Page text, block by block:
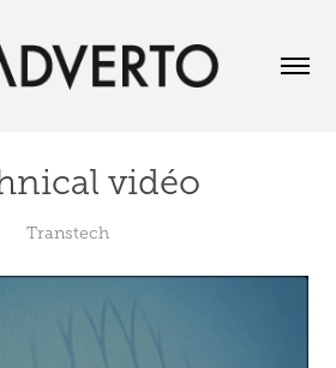
vidéo
Transtech